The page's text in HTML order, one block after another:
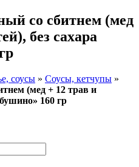
со сбитнем (мед
без сахара
соусы » Соусы, кетчупы »
(мед + 12 трав и
160 гр